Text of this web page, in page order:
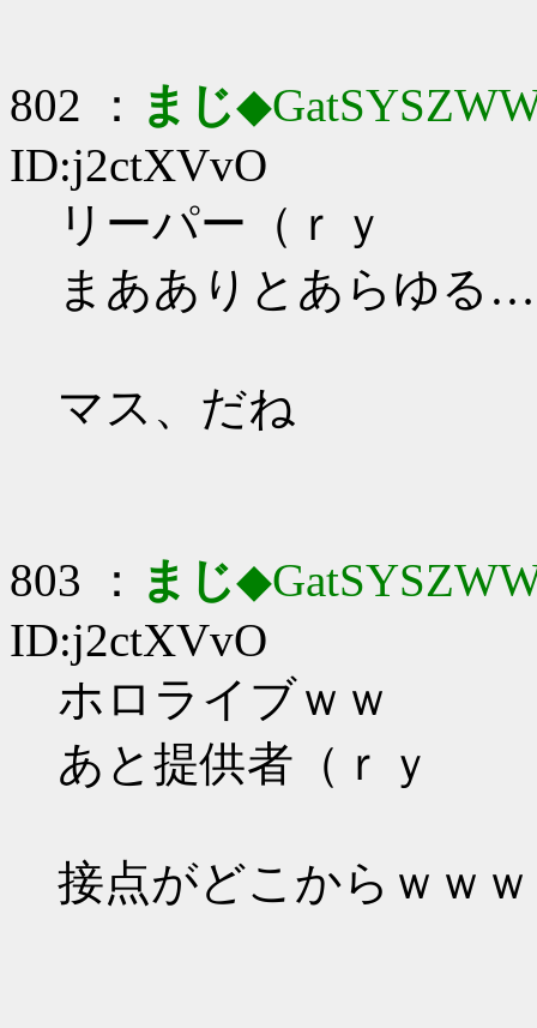
802 ： まじ
ID:j2ctXVvO
リーパー（ｒｙ
まあありとあらゆる…
マス、だね
803 ： まじ
ID:j2ctXVvO
ホロライブｗｗ
あと提供者（ｒｙ
接点がどこからｗｗｗ